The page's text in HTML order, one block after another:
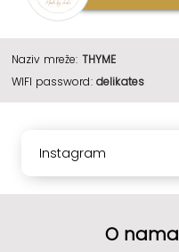
Naziv mreže: THYME
WIFI password: delikates
Instagram
O nama